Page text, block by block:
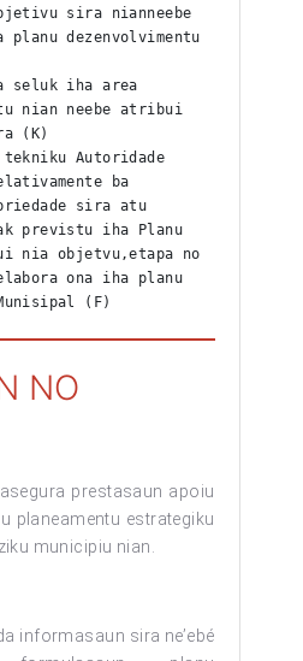
sira nianneebe
planu dezenvolvimentu
seluk iha area
nian neebe atribui
(K)
Autoridade
ba
sira atu
previstu iha Planu
nia objetvu,etapa no
ona iha planu
(F)
NO
prestasaun apoiu
planeamentu estrategiku
municipiu nian.
informasaun sira ne’ebé